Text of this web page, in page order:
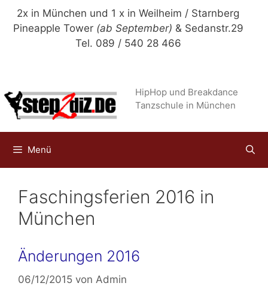
Zum
Inhalt
2x in München und 1 x in Weilheim / Starnberg
Pineapple Tower (ab September) & Sedanstr.29
Tel. 089 / 540 28 466
HipHop und Breakdance
Tanzschule in München
Menü
Faschingsferien 2016 in
München
Änderungen 2016
06/12/2015 von Admin